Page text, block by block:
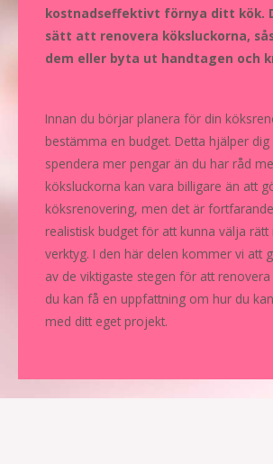
kostnadseffektivt förnya ditt kök.
sätt att renovera köksluckorna,
dem eller byta ut handtagen och
Innan du börjar planera för din
bestämma en budget. Detta hjälper
spendera mer pengar än du har råd
köksluckorna kan vara billigare än att
köksrenovering, men det är
realistisk budget för att kunna välja rätt
verktyg. I den här delen kommer vi att
av de viktigaste stegen för att
du kan få en uppfattning om hur du
med ditt eget projekt.